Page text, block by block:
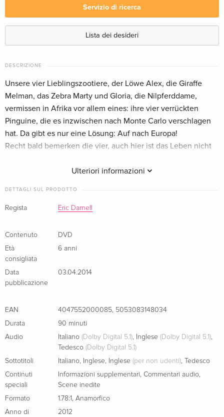
Riedizione
Esaurito
Italiano
Inglese · UK Version
Edizione standard
Inglese · US Version
CHF 19.50
Blu-ray 3D (+2D) + Blu-ray + DVD
Tedesco
Riedizione
Tedesco
Tedesco
Tedesco
Edizione standard
Francese
CHF 14.50
Blu-ray 3D (+2D) + DVD
Francese
Servizio di ricerca
Lista dei desideri
DESCRIZIONE
Ulteriori informazioni
Unsere vier Lieblingszootiere, der Löwe Alex, die Giraffe
Melman, das Zebra Marty und Gloria, die Nilpferddame,
vermissen in Afrika vor allem eines: ihre vier verrückten
Pinguine, die es inzwischen nach Monte Carlo verschlagen
hat. Da gibt es nur eine Lösung: Auf nach Europa!
Recht bald bemerken die vier, auch hier ist das Leben nicht
stets auf den Fersen. Um ihr zu entkommen sucht die
Knallig, quietschig, kunterbunt - diese verrückten Zootiere
DETTAGLI SUL PRODOTTO
Regista Eric Darnell
Contenuto
DVD
Età
consigliata
6 anni
Data
pubblicazione
03.04.2014
EAN 4047552000085, 5053083148034
Durata
90 minuti
Audio
Italiano (Dolby Digital 5.1), Inglese (Dolby Digital 5.1),
Tedesco (Dolby Digital 5.1)
Sottotitoli
Italiano, Inglese, Inglese (per non udenti),
Tedesco
Continuti
speciali
Informazioni supplementari, Commentari audio,
Scene inedite
Formato
1.78:1, Anamorfico
Anno di
2012